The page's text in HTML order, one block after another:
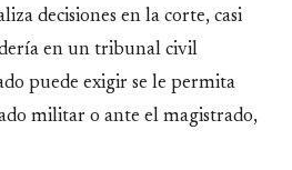
decisiones en la corte, casi
en un tribunal civil
puede exigir se le permita
militar o ante el magistrado,